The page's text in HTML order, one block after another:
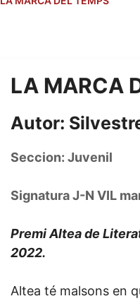
LA MARCA
Autor:
Seccion: Juvenil
Signatura J-N VIL
Premi Altea de
2022.
Altea té malsons en